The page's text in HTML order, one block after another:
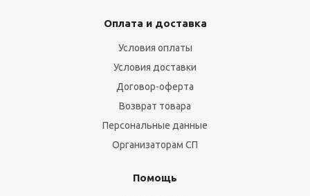
Оплата и доставка
Условия оплаты
Условия доставки
Договор-оферта
Возврат товара
Персональные данные
Организаторам СП
Помощь